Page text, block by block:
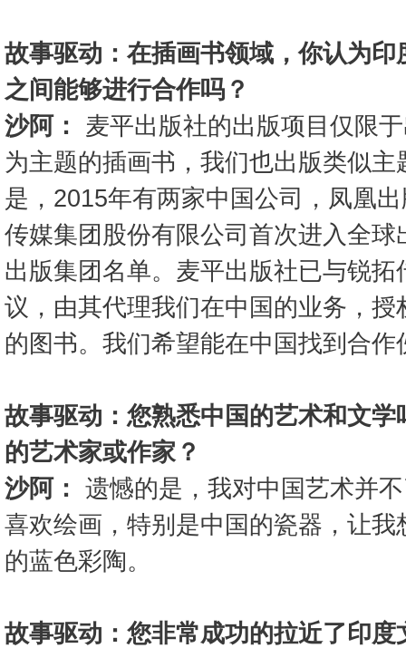
故事驱动：在插画书领域，你认为
之间能够进行合作吗？
沙阿：
麦平出版社的出版项目仅限
为主题的插画书，我们也出版类似
是，2015年有两家中国公司，凤凰
传媒集团股份有限公司首次进入全
出版集团名单。麦平出版社已与锐
议，由其代理我们在中国的业务，
的图书。我们希望能在中国找到合作
故事驱动：您熟悉中国的艺术和文
的艺术家或作家？
沙阿： 遗憾的是，我对中国艺术并
喜欢绘画，特别是中国的瓷器，让
的蓝色彩陶。
故事驱动：您非常成功的拉近了印